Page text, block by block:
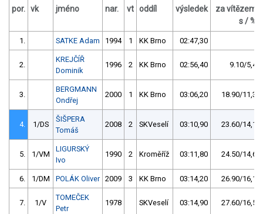
por. vk jméno nar. vt oddíl výsledek
za vítězem
s / %
1. SATKE Adam 1994 1 KK Brno 02:47,30
2.
KREJČÍŘ
Dominik
1996 2 KK Brno 02:56,40 9.10/5,4
3.
BERGMANN
Ondřej
2000 1 KK Brno 03:06,20 18.90/11,3
4. 1/DS
ŠIŠPERA
Tomáš
2008 2 SKVeselí 03:10,90 23.60/14,1
5. 1/VM
LIGURSKÝ
Ivo
1990 2 Kroměříž 03:11,80 24.50/14,6
6. 1/DM POLÁK Oliver 2009 3 KK Brno 03:14,20 26.90/16,1
7. 1/V
TOMEČEK
Petr
1978 SKVeselí 03:14,90 27.60/16,5